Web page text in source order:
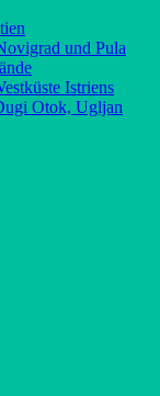
und Pula
Istriens
Otok, Ugljan